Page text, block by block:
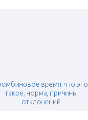
время: что это
такое, норма, причины
отклонений